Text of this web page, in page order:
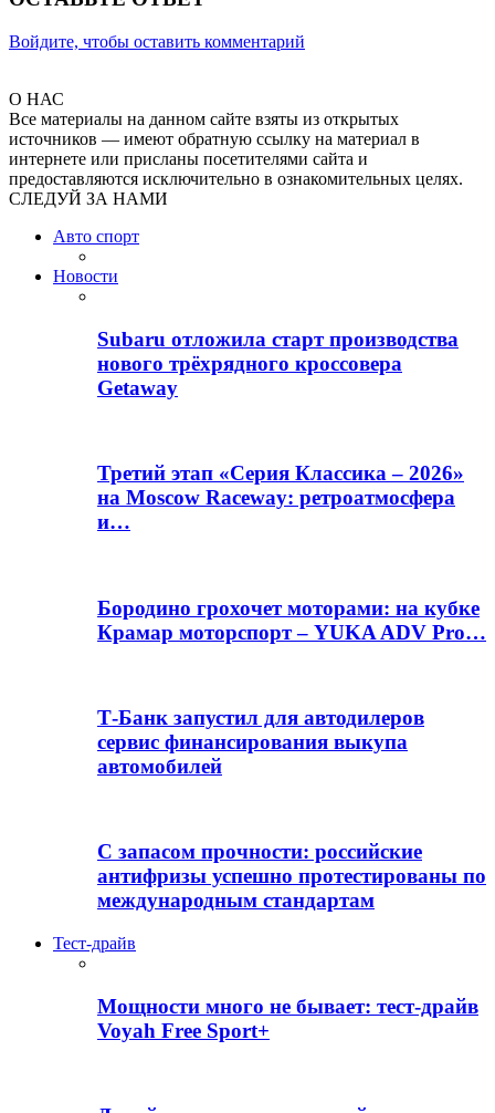
Войдите, чтобы оставить комментарий
О НАС
Все материалы на данном сайте взяты из открытых
источников — имеют обратную ссылку на материал в
интернете или присланы посетителями сайта и
предоставляются исключительно в ознакомительных целях.
СЛЕДУЙ ЗА НАМИ
Авто спорт
Новости
Subaru отложила старт производства
нового трёхрядного кроссовера
Getaway
Третий этап «Серия Классика – 2026»
на Moscow Raceway: ретроатмосфера
и…
Бородино грохочет моторами: на кубке
Крамар моторспорт – YUKA ADV Pro…
Т-Банк запустил для автодилеров
сервис финансирования выкупа
автомобилей
С запасом прочности: российские
антифризы успешно протестированы по
международным стандартам
Тест-драйв
Мощности много не бывает: тест-драйв
Voyah Free Sport+